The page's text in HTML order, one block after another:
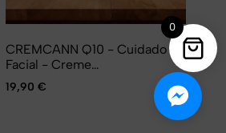
0
CREMCANN Q10 - Cuidado
Facial - Creme
Antienvelhecimento
19,90€
❅